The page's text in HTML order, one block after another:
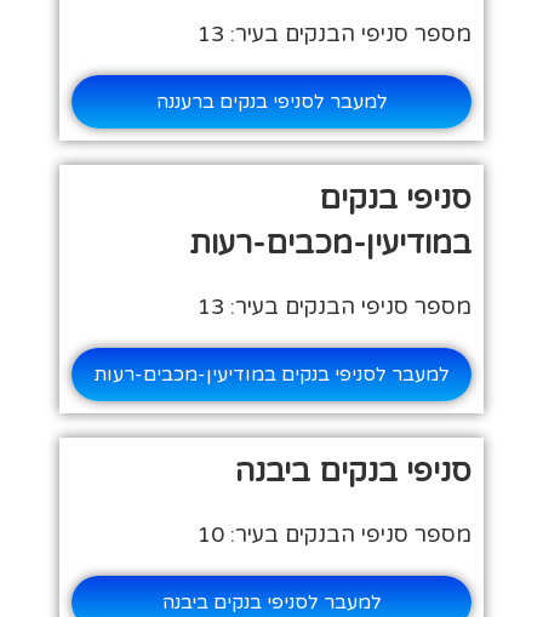
מספר סניפי הבנקים בעיר: 13
למעבר לסניפי בנקים ברעננה
סניפי בנקים
במודיעין-מכבים-רעות
מספר סניפי הבנקים בעיר: 13
למעבר לסניפי בנקים במודיעין-מכבים-רעות
סניפי בנקים ביבנה
מספר סניפי הבנקים בעיר: 10
למעבר לסניפי בנקים ביבנה